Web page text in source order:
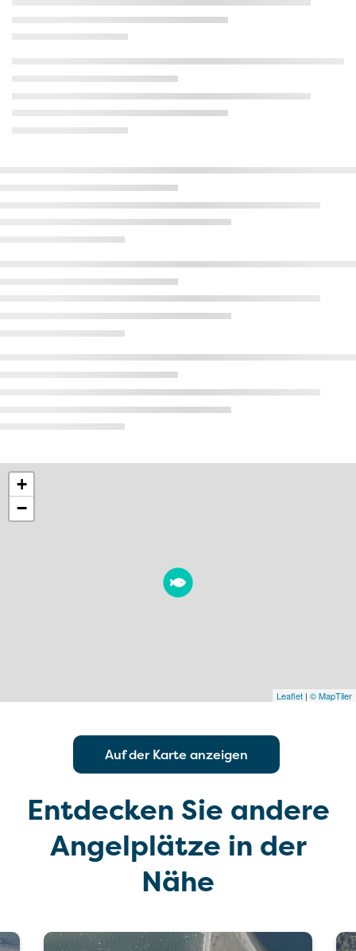
+
−
Leaflet | © MapTiler
Auf der Karte anzeigen
Entdecken Sie andere
Angelplätze in der
Nähe